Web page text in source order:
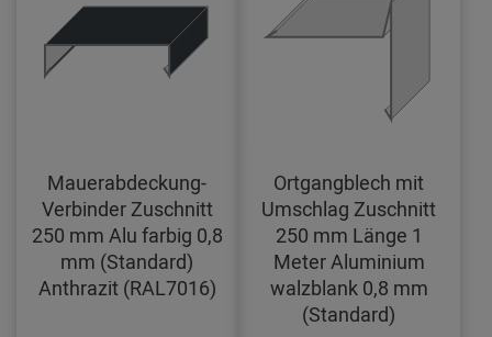
Mauerabdeckung-
Verbinder Zuschnitt
250 mm Alu farbig 0,8
mm (Standard)
Anthrazit (RAL7016)
Ortgangblech mit
Umschlag Zuschnitt
250 mm Länge 1
Meter Aluminium
walzblank 0,8 mm
(Standard)